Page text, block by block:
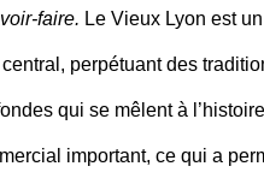
faire. Le Vieux Lyon est
perpétuant des
qui se mêlent à
important, ce qui a